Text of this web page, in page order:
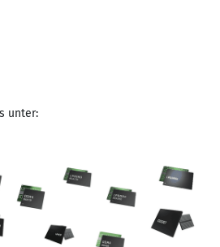
unter: